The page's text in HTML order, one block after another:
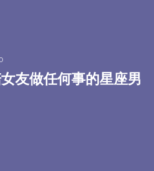
友做任何事的星座男